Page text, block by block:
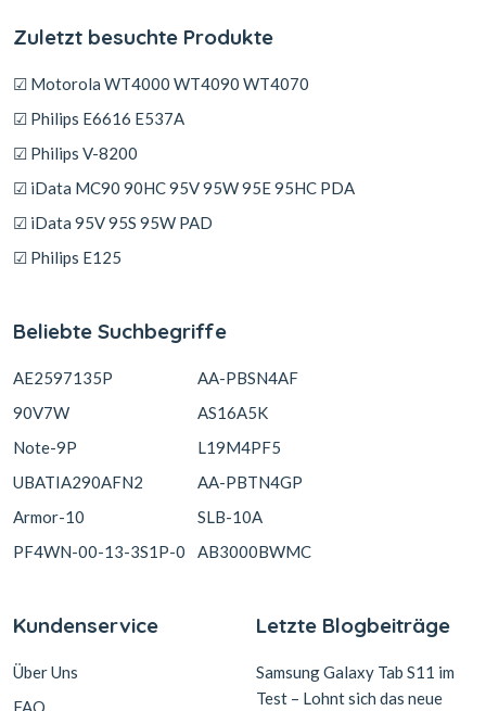
Zuletzt besuchte Produkte
☑ Motorola WT4000 WT4090 WT4070
☑ Philips E6616 E537A
☑ Philips V-8200
☑ iData MC90 90HC 95V 95W 95E 95HC PDA
☑ iData 95V 95S 95W PAD
☑ Philips E125
Beliebte Suchbegriffe
AE2597135P
90V7W
Note-9P
UBATIA290AFN2
Armor-10
PF4WN-00-13-3S1P-0
AA-PBSN4AF
AS16A5K
L19M4PF5
AA-PBTN4GP
SLB-10A
AB3000BWMC
Kundenservice
Über Uns
FAQ
Letzte Blogbeiträge
Samsung Galaxy Tab S11 im
Test – Lohnt sich das neue